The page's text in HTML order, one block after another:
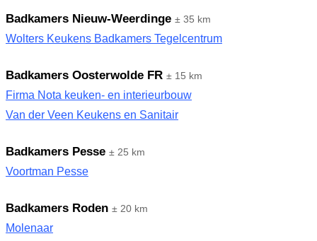
Badkamers Nieuw-Weerdinge ± 35 km
Wolters Keukens Badkamers Tegelcentrum
Badkamers Oosterwolde FR ± 15 km
Firma Nota keuken- en interieurbouw
Van der Veen Keukens en Sanitair
Badkamers Pesse ± 25 km
Voortman Pesse
Badkamers Roden ± 20 km
Molenaar